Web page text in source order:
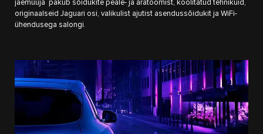
jaemüüja pakub sõidukite peale- ja äratoomist, koolitatud tehnikuid,
originaalseid Jaguari osi, valikulist ajutist asendussõidukit ja WiFi-
ühendusega salongi.